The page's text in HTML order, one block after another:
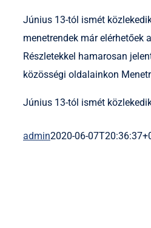
Június 13-tól ismét
menetrendek már elérhetőek
Részletekkel hamarosan
közösségi oldalainkon
Június 13-tól ismét
admin2020-06-